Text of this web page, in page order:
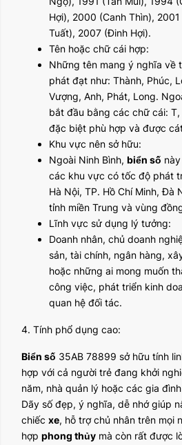
Hợi), 2000 (Canh Thìn),
Tuất), 2007 (Đinh Hợi).
Tên hoặc chữ cái hợp:
Những tên mang ý nghĩa về
phát đạt như: Thành, Phúc,
Vượng, Anh, Phát, Long.
bắt đầu bằng các chữ cái: T,
đặc biệt phù hợp và được
Khu vực nên sở hữu:
Ngoài Ninh Bình, biển số
các khu vực có tốc độ phát
Hà Nội, TP. Hồ Chí Minh, Đà
tỉnh miền Trung và vùng
Lĩnh vực sử dụng lý tưởng:
Doanh nhân, chủ doanh
sản, tài chính, ngân hàng,
hoặc những ai mong muốn
công việc, phát triển kinh
quan hệ đối tác.
4. Tính phổ dụng cao:
Biển số 35AB 78899 sở hữu tính
hợp với cả người trẻ đang khởi
năm, nhà quản lý hoặc các gia
Dãy số đẹp, ý nghĩa, dễ nhớ giúp
chiếc xe, hỗ trợ chủ nhân trên mọi
hợp phong thủy mà còn rất được